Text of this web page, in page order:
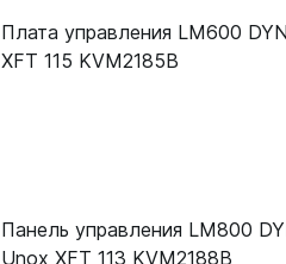
Плата управления LM600
XFT 115 KVM2185B
Панель управления LM800
Unox XFT 113 KVM2188B